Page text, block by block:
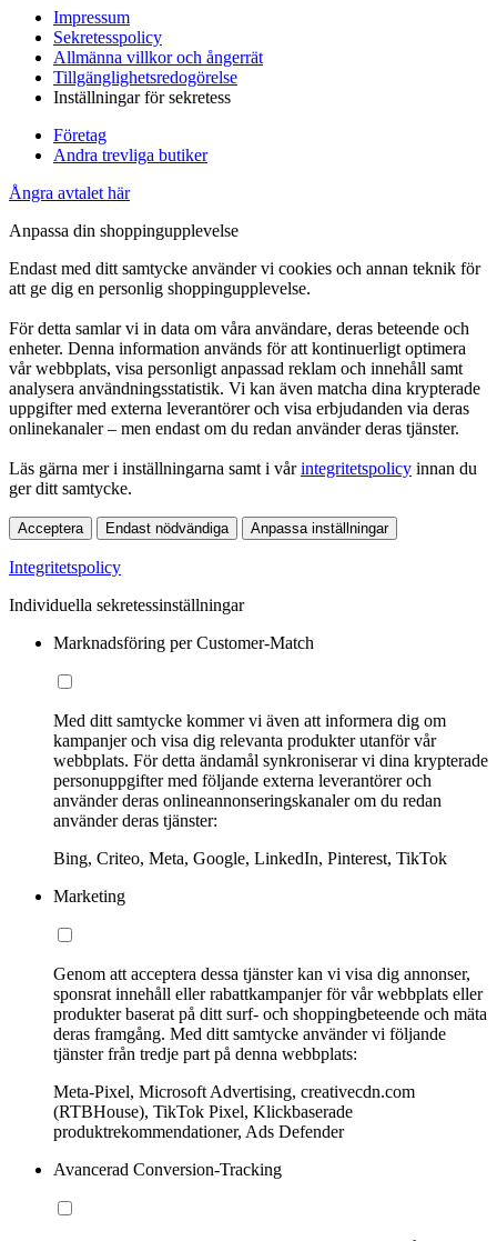
Impressum
Sekretesspolicy
Allmänna villkor och ångerrät
Tillgänglighetsredogörelse
Inställningar för sekretess
Företag
Andra trevliga butiker
Ångra avtalet här
Anpassa din shoppingupplevelse
Endast med ditt samtycke använder vi cookies och annan teknik för
att ge dig en personlig shoppingupplevelse.
För detta samlar vi in data om våra användare, deras beteende och
enheter. Denna information används för att kontinuerligt optimera
vår webbplats, visa personligt anpassad reklam och innehåll samt
analysera användningsstatistik. Vi kan även matcha dina krypterade
uppgifter med externa leverantörer och visa erbjudanden via deras
onlinekanaler – men endast om du redan använder deras tjänster.
Läs gärna mer i inställningarna samt i vårintegritetspolicy innan du
ger ditt samtycke.
Acceptera Endast nödvändiga Anpassa inställningar
Integritetspolicy
Individuella sekretessinställningar
Marknadsföring per Customer-Match
Med ditt samtycke kommer vi även att informera dig om
kampanjer och visa dig relevanta produkter utanför vår
webbplats. För detta ändamål synkroniserar vi dina krypterade
personuppgifter med följande externa leverantörer och
använder deras onlineannonseringskanaler om du redan
använder deras tjänster:
Bing, Criteo, Meta, Google, LinkedIn, Pinterest, TikTok
Marketing
Genom att acceptera dessa tjänster kan vi visa dig annonser,
sponsrat innehåll eller rabattkampanjer för vår webbplats eller
produkter baserat på ditt surf- och shoppingbeteende och mäta
deras framgång. Med ditt samtycke använder vi följande
tjänster från tredje part på denna webbplats:
Meta-Pixel, Microsoft Advertising, creativecdn.com
(RTBHouse), TikTok Pixel, Klickbaserade
produktrekommendationer, Ads Defender
Avancerad Conversion-Tracking